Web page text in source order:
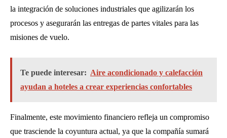
la integración de soluciones industriales que agilizarán los
procesos y asegurarán las entregas de partes vitales para las
misiones de vuelo.
Te puede interesar: Aire acondicionado y calefacción
ayudan a hoteles a crear experiencias confortables
Finalmente, este movimiento financiero refleja un compromiso
que trasciende la coyuntura actual, ya que la compañía sumará